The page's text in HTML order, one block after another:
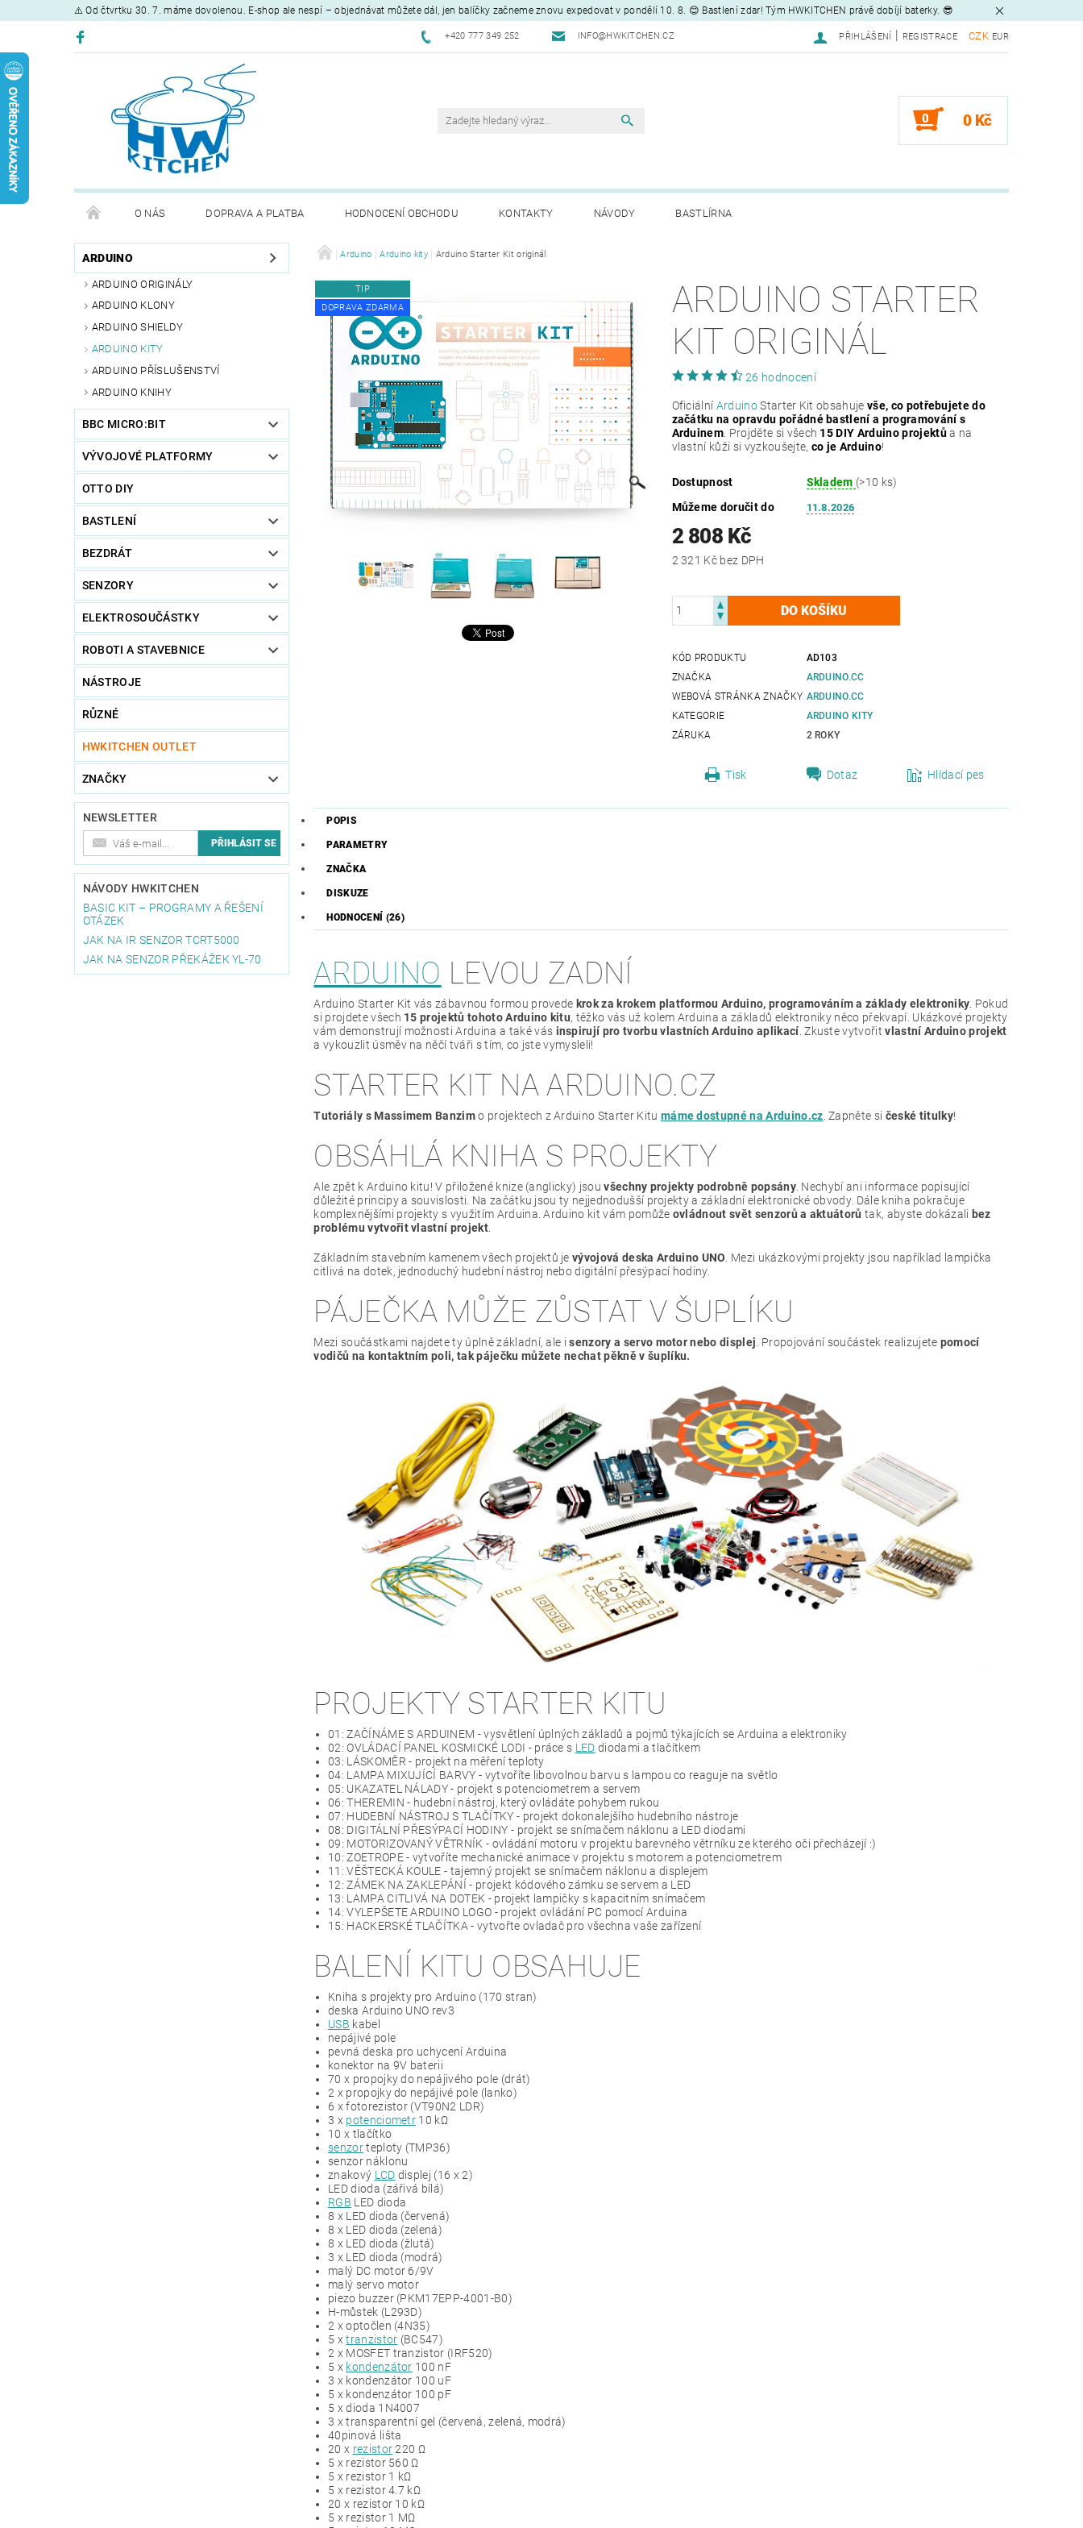
⚠️ Od čtvrtku 30. 7. máme dovolenou. E-shop ale nespí – objednávat můžete dál, jen balíčky začneme znovu expedovat v pondělí 10. 8. 😊 Bastlení zdar! Tým HWKITCHEN právě dobíjí baterky. 😎
+420 777 349 252 INFO@HWKITCHEN.CZ CZK EUR
PŘIHLÁŠENÍ REGISTRACE
0 0 Kč
O NÁS DOPRAVA A PLATBA HODNOCENÍ OBCHODU KONTAKTY NÁVODY BASTLÍRNA
ARDUINO
ARDUINO ORIGINÁLY
ARDUINO KLONY
ARDUINO SHIELDY
ARDUINO KITY
ARDUINO PŘÍSLUŠENSTVÍ
ARDUINO KNIHY
BBC MICRO:BIT
VÝVOJOVÉ PLATFORMY
OTTO DIY
BASTLENÍ
BEZDRÁT
SENZORY
ELEKTROSOUČÁSTKY
ROBOTI A STAVEBNICE
NÁSTROJE
RŮZNÉ
HWKITCHEN OUTLET
ZNAČKY
NEWSLETTER
NÁVODY HWKITCHEN
BASIC KIT – PROGRAMY A ŘEŠENÍ
OTÁZEK
JAK NA IR SENZOR TCRT5000
JAK NA SENZOR PŘEKÁŽEK YL-70
Arduino Arduino kity Arduino Starter Kit originál
TIP
DOPRAVA ZDARMA
ARDUINO STARTER
KIT ORIGINÁL
26 hodnocení
Oficiální ArduinoStarter Kit obsahuje vše, co potřebujete do
začátku na opravdu pořádné bastlení a programování s
Arduinem . Projděte si všech 15 DIY Arduino projektůa na
vlastní kůži si vyzkoušejte, co je Arduino!
Dostupnost Skladem (>10 ks)
Můžeme doručit do
11.8.2026
2 808 Kč
2 321 Kč bez DPH
KÓD PRODUKTU
AD103
ZNAČKA
ARDUINO.CC
WEBOVÁ STRÁNKA ZNAČKY ARDUINO.CC
KATEGORIE
ARDUINO KITY
ZÁRUKA
2 ROKY
Tisk Dotaz Hlídací pes
POPIS
PARAMETRY
ZNAČKA
DISKUZE
HODNOCENÍ (26)
ARDUINO LEVOU ZADNÍ
Arduino Starter Kit vás zábavnou formou provede krok za krokem platformou Arduino, programováním a základy elektroniky . Pokud
si projdete všech 15 projektů tohoto Arduino kitu, těžko vás už kolem Arduina a základů elektroniky něco překvapí. Ukázkové projekty
vám demonstrují možnosti Arduina a také vás inspirují pro tvorbu vlastních Arduino aplikací . Zkuste vytvořitvlastní Arduino projekt
a vykouzlit úsměv na něčí tváři s tím, co jste vymysleli!
STARTER KIT NA ARDUINO.CZ
Tutoriály s Massimem Banzimo projektech z Arduino Starter Kitu máme dostupné na Arduino.cz . Zapněte si české titulky!
OBSÁHLÁ KNIHA S PROJEKTY
Ale zpět k Arduino kitu! V přiložené knize (anglicky) jsouvšechny projekty podrobně popsány. Nechybí ani informace popisující
důležité principy a souvislosti. Na začátku jsou ty nejjednodušší projekty a základní elektronické obvody. Dále kniha pokračuje
komplexnějšími projekty s využitím Arduina. Arduino kit vám pomůže ovládnout svět senzorů a aktuátorů tak, abyste dokázali bez
problému vytvořit vlastní projekt.
Základním stavebním kamenem všech projektů jevývojová deska Arduino UNO . Mezi ukázkovými projekty jsou například lampička
citlivá na dotek, jednoduchý hudební nástroj nebo digitální přesýpací hodiny.
PÁJEČKA MŮŽE ZŮSTAT V ŠUPLÍKU
Mezi součástkami najdete ty úplně základní, ale isenzory a servo motor nebo displej . Propojování součástek realizujete pomocí
vodičů na kontaktním poli, tak páječku můžete nechat pěkně v šuplíku.
PROJEKTY STARTER KITU
01: ZAČÍNÁME S ARDUINEM - vysvětlení úplných základů a pojmů týkajících se Arduina a elektroniky
02: OVLÁDACÍ PANEL KOSMICKÉ LODI - práce s LED diodami a tlačítkem
03: LÁSKOMĚR - projekt na měření teploty
04: LAMPA MIXUJÍCÍ BARVY - vytvoříte libovolnou barvu s lampou co reaguje na světlo
05: UKAZATEL NÁLADY - projekt s potenciometrem a servem
06: THEREMIN - hudební nástroj, který ovládáte pohybem rukou
07: HUDEBNÍ NÁSTROJ S TLAČÍTKY - projekt dokonalejšího hudebního nástroje
08: DIGITÁLNÍ PŘESÝPACÍ HODINY - projekt se snímačem náklonu a LED diodami
09: MOTORIZOVANÝ VĚTRNÍK - ovládání motoru v projektu barevného větrníku ze kterého oči přecházejí :)
10: ZOETROPE - vytvoříte mechanické animace v projektu s motorem a potenciometrem
11: VĚŠTECKÁ KOULE - tajemný projekt se snímačem náklonu a displejem
12: ZÁMEK NA ZAKLEPÁNÍ - projekt kódového zámku se servem a LED
13: LAMPA CITLIVÁ NA DOTEK - projekt lampičky s kapacitním snímačem
14: VYLEPŠETE ARDUINO LOGO - projekt ovládání PC pomocí Arduina
15: HACKERSKÉ TLAČÍTKA - vytvořte ovladač pro všechna vaše zařízení
BALENÍ KITU OBSAHUJE
Kniha s projekty pro Arduino (170 stran)
deska Arduino UNO rev3
USB kabel
nepájivé pole
pevná deska pro uchycení Arduina
konektor na 9V baterii
70 x propojky do nepájivého pole (drát)
2 x propojky do nepájivé pole (lanko)
6 x fotorezistor (VT90N2 LDR)
3 x potenciometr 10 kΩ
10 x tlačítko
senzorteploty (TMP36)
senzor náklonu
znakový LCD displej (16 x 2)
LED dioda (zářivá bílá)
RGB LED dioda
8 x LED dioda (červená)
8 x LED dioda (zelená)
8 x LED dioda (žlutá)
3 x LED dioda (modrá)
malý DC motor 6/9V
malý servo motor
piezo buzzer (PKM17EPP-4001-B0)
H-můstek (L293D)
2 x optočlen (4N35)
5 xtranzistor (BC547)
2 x MOSFET tranzistor (IRF520)
5 x kondenzátor 100 nF
3 x kondenzátor 100 uF
5 x kondenzátor 100 pF
5 x dioda 1N4007
3 x transparentní gel (červená, zelená, modrá)
40pinová lišta
20 x rezistor220 Ω
5 x rezistor 560 Ω
5 x rezistor 1 kΩ
5 x rezistor 4.7 kΩ
20 x rezistor 10 kΩ
5 x rezistor 1 MΩ